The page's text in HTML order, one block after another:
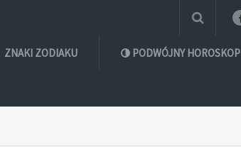
ZNAKI ZODIAKU PODWÓJNY HOROSKOP